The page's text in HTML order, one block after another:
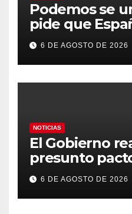
Podemos se
pide que
el Mundial
Marruecos por
contra la
6 DE AGOSTO DE 2026
NOTICIAS
El Gobierno
presunto
con
final del
«Tiene que
6 DE AGOSTO DE 2026